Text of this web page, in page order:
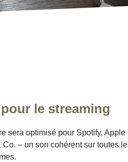
le streaming
sera optimisé pour Spotify, Apple
Co. – un son cohérent sur toutes